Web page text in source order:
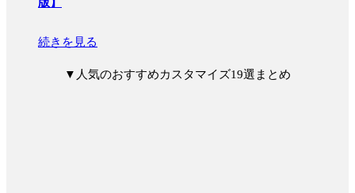
続きを見る
▼ 人気のおすすめカスタマイズ19選まとめ